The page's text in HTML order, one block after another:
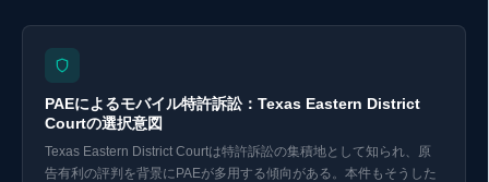
PAEによるモバイル特許訴訟：Texas Eastern District
Courtの選択意図
Texas Eastern District Courtは特許訴訟の集積地として知られ、原
告有利の評判を背景にPAEが多用する傾向がある。本件もそうした